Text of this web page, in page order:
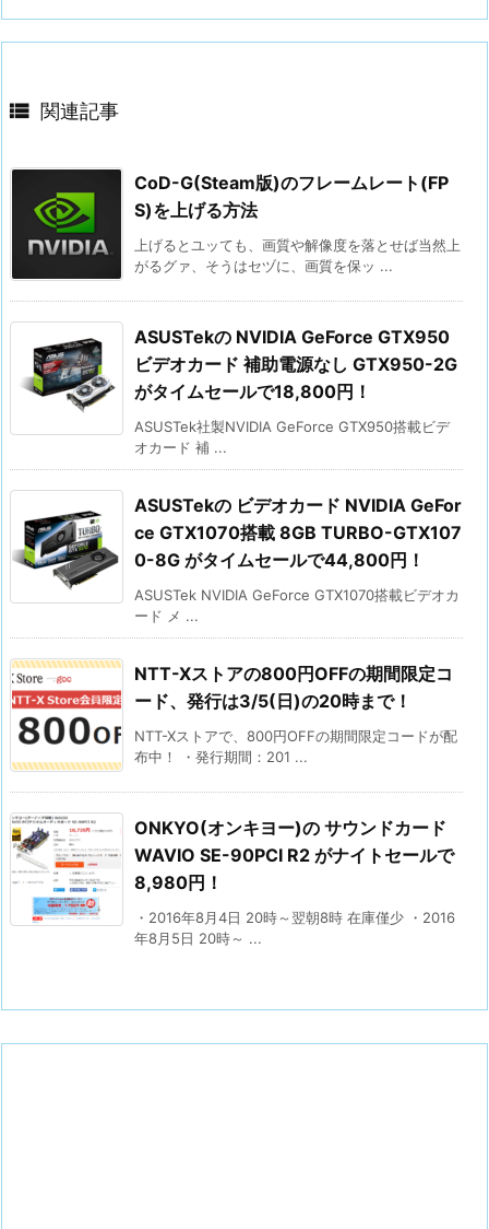
 関連記事
CoD-G(Steam版)のフレームレート(FP
S)を上げる方法
上げるとユッても、画質や解像度を落とせば当然上
がるグァ、そうはセヅに、画質を保ッ ...
ASUSTekの NVIDIA GeForce GTX950
ビデオカード 補助電源なし GTX950-2G
がタイムセールで18,800円！
ASUSTek社製NVIDIA GeForce GTX950搭載ビデ
オカード 補 ...
ASUSTekの ビデオカード NVIDIA GeFor
ce GTX1070搭載 8GB TURBO-GTX107
0-8G がタイムセールで44,800円！
ASUSTek NVIDIA GeForce GTX1070搭載ビデオカ
ード メ ...
NTT-Xストアの800円OFFの期間限定コ
ード、発行は3/5(日)の20時まで！
NTT-Xストアで、800円OFFの期間限定コードが配
布中！ ・発行期間：201 ...
ONKYO(オンキヨー)の サウンドカード
WAVIO SE-90PCI R2 がナイトセールで
8,980円！
・2016年8月4日 20時～翌朝8時 在庫僅少 ・2016
年8月5日 20時～ ...